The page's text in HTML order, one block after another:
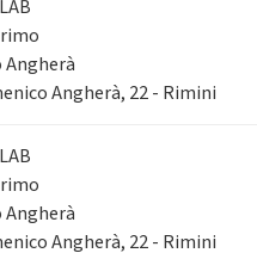
Angherà
Angherà, 22 - Rimini
Angherà
Angherà, 22 - Rimini